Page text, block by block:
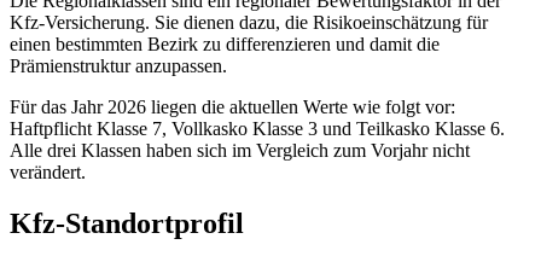
Kfz‑Versicherung. Sie dienen dazu, die Risikoeinschätzung für
einen bestimmten Bezirk zu differenzieren und damit die
Prämienstruktur anzupassen.
Für das Jahr 2026 liegen die aktuellen Werte wie folgt vor:
Haftpflicht Klasse 7, Vollkasko Klasse 3 und Teilkasko Klasse 6.
Alle drei Klassen haben sich im Vergleich zum Vorjahr nicht
verändert.
Kfz-Standortprofil